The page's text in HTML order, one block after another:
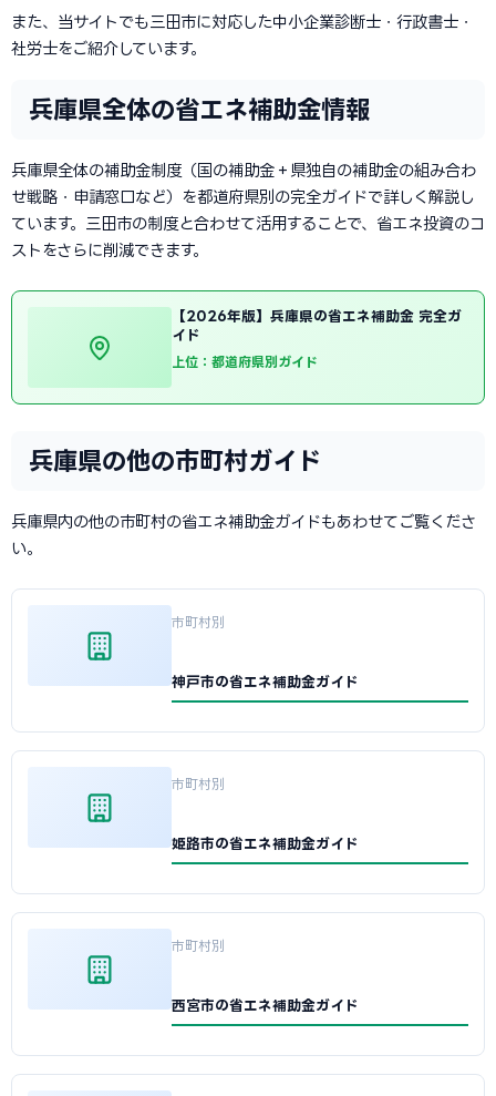
また、当サイトでも三田市に対応した中小企業診断士・行政書士・
社労士をご紹介しています。
兵庫県全体の省エネ補助金情報
兵庫県全体の補助金制度（国の補助金＋県独自の補助金の組み合わ
せ戦略・申請窓口など）を都道府県別の完全ガイドで詳しく解説し
ています。三田市の制度と合わせて活用することで、省エネ投資のコ
ストをさらに削減できます。
【2026年版】兵庫県の省エネ補助金 完全ガ
イド
上位：都道府県別ガイド
兵庫県の他の市町村ガイド
兵庫県内の他の市町村の省エネ補助金ガイドもあわせてご覧くださ
い。
市町村別
神戸市の省エネ補助金ガイド
市町村別
姫路市の省エネ補助金ガイド
市町村別
西宮市の省エネ補助金ガイド